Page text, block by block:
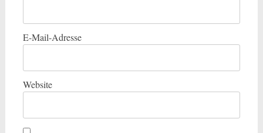
E-Mail-Adresse
Website